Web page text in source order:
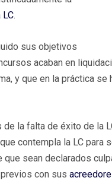
.
sus objetivos
acaban en
y que en la práctica
la falta de éxito de la
contempla la LC para
sean declarados
con sus